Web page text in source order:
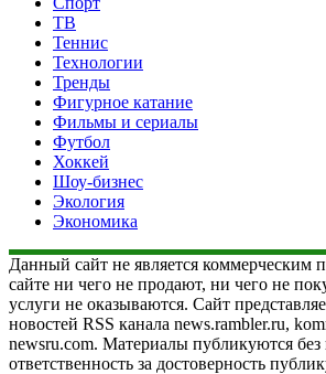
ТВ
Теннис
Технологии
Тренды
Фигурное катание
Фильмы и сериалы
Футбол
Хоккей
Шоу-бизнес
Экология
Экономика
Данный сайт не является коммерческим
сайте ни чего не продают, ни чего не
услуги не оказываются. Сайт
новостей RSS канала news.rambler.ru,
newsru.com. Материалы публикуются без
ответственность за достоверность